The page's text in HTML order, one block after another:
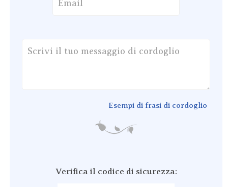
Esempi di frasi di cordoglio
Verifica il codice di sicurezza: